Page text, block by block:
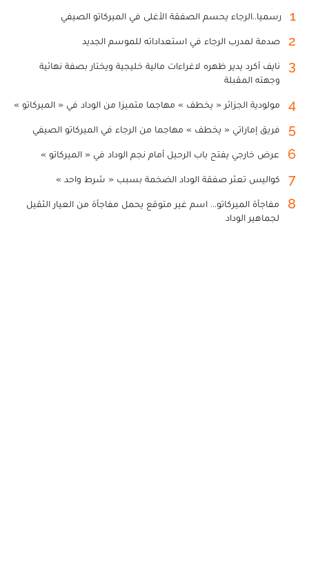
1 رسميا..الرجاء يحسم الصفقة الأغلى في الميركاتو الصيفي
2 صدمة لمدرب الرجاء في استعداداته للموسم الجديد
3
نايف أكرد يدير ظهره لاغراءات مالية خليجية ويختار بصفة نهائية
وجهته المقبلة
4 مولودية الجزائر « يخطف » مهاجما متميزا من الوداد في « الميركاتو »
5 فريق إماراتي « يخطف » مهاجما من الرجاء في الميركاتو الصيفي
6 عرض خارجي يفتح باب الرحيل أمام نجم الوداد في « الميركاتو »
7 كواليس تعثر صفقة الوداد الضخمة بسبب « شرط واحد »
8
مفاجأة الميركاتو... اسم غير متوقع يحمل مفاجأة من العيار الثقيل
لجماهير الوداد